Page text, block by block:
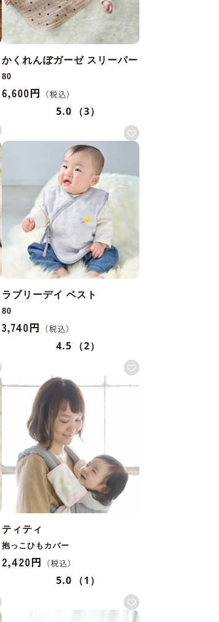
かくれんぼガーゼ スリーパー
80
6,600円
5.0 （3）
ラブリーデイ ベスト
80
3,740円
4.5 （2）
ティティ
抱っこひもカバー
2,420円
5.0 （1）